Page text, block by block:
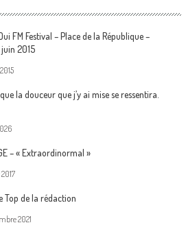
FM Festival – Place de la République –
2015
que la douceur que j’y ai mise se ressentira.
– « Extraordinormal »
Top de la rédaction
2021